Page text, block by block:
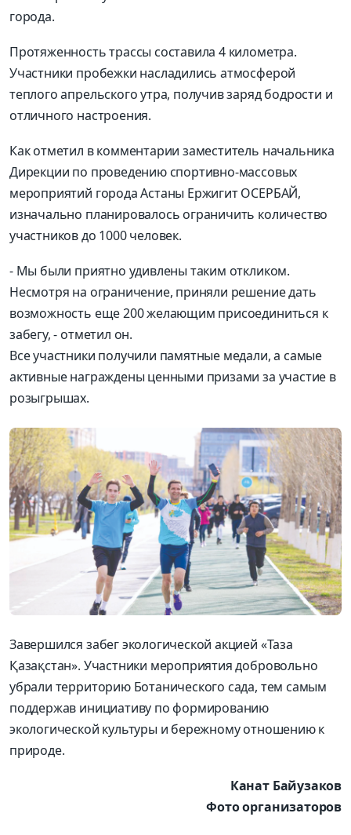
города.
Протяженность трассы составила 4 километра.
Участники пробежки насладились атмосферой
теплого апрельского утра, получив заряд бодрости и
отличного настроения.
Как отметил в комментарии заместитель начальника
Дирекции по проведению спортивно-массовых
мероприятий города Астаны Ержигит ОСЕРБАЙ,
изначально планировалось ограничить количество
участников до 1000 человек.
- Мы были приятно удивлены таким откликом.
Несмотря на ограничение, приняли решение дать
возможность еще 200 желающим присоединиться к
забегу, - отметил он.
Все участники получили памятные медали, а самые
активные награждены ценными призами за участие в
розыгрышах.
Завершился забег экологической акцией «Таза
Қазақстан». Участники мероприятия добровольно
убрали территорию Ботанического сада, тем самым
поддержав инициативу по формированию
экологической культуры и бережному отношению к
природе.
Канат Байузаков
Фото организаторов